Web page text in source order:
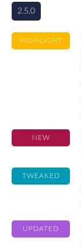
2.5.0
HIGHLIGHT
NEW
TWEAKED
UPDATED